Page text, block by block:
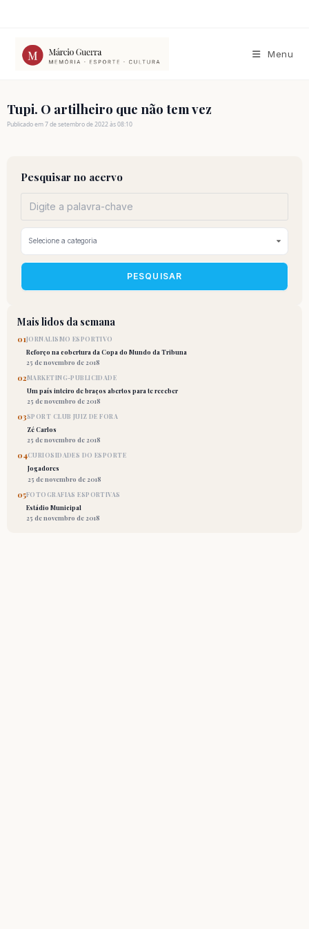
conteúdo
Menu
Tupi. O artilheiro que não tem vez
Publicado em 7 de setembro de 2022 às 08:10
Pesquisar no acervo
PESQUISAR
Mais lidos da semana
01JORNALISMO ESPORTIVO
Reforço na cobertura da Copa do Mundo da Tribuna
25 de novembro de 2018
02MARKETING-PUBLICIDADE
Um país inteiro de braços abertos para te receber
25 de novembro de 2018
03SPORT CLUB JUIZ DE FORA
Zé Carlos
25 de novembro de 2018
04CURIOSIDADES DO ESPORTE
Jogadores
25 de novembro de 2018
05FOTOGRAFIAS ESPORTIVAS
Estádio Municipal
25 de novembro de 2018